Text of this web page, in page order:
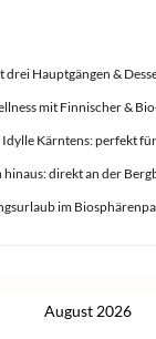
drei Hauptgängen &
mit Finnischer &
Idylle Kärntens: perfekt
direkt an der
im
August 2026